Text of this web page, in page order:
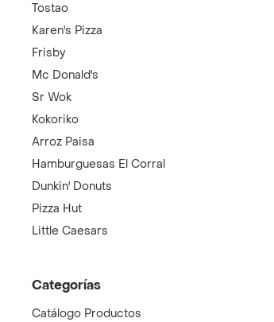
Tostao
Karen's Pizza
Frisby
Mc Donald's
Sr Wok
Kokoriko
Arroz Paisa
Hamburguesas El Corral
Dunkin' Donuts
Pizza Hut
Little Caesars
Categorías
Catálogo Productos